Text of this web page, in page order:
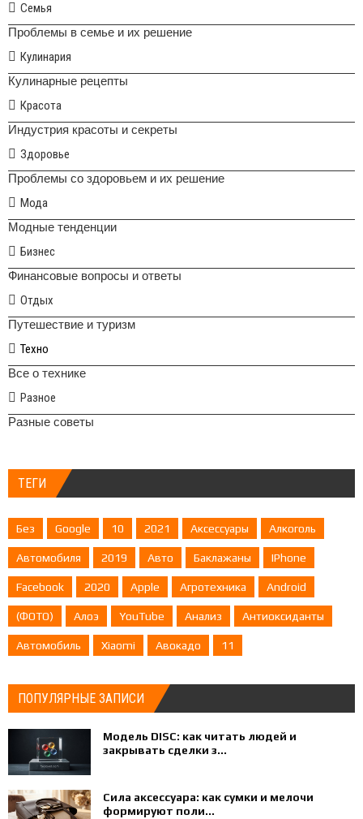
Семья
Проблемы в семье и их решение
Кулинария
Кулинарные рецепты
Красота
Индустрия красоты и секреты
Здоровье
Проблемы со здоровьем и их решение
Мода
Модные тенденции
Бизнес
Финансовые вопросы и ответы
Отдых
Путешествие и туризм
Техно
Все о технике
Разное
Разные советы
ТЕГИ
Без Google 10 2021 Аксессуары Алкоголь
Автомобиля 2019 Авто Баклажаны IPhone
Facebook 2020 Apple Агротехника Android
(ФОТО) Алоэ YouTube Анализ Антиоксиданты
Автомобиль Xiaomi Авокадо 11
ПОПУЛЯРНЫЕ ЗАПИСИ
Модель DISC: как читать людей и
закрывать сделки з...
Сила аксессуара: как сумки и мелочи
формируют поли...